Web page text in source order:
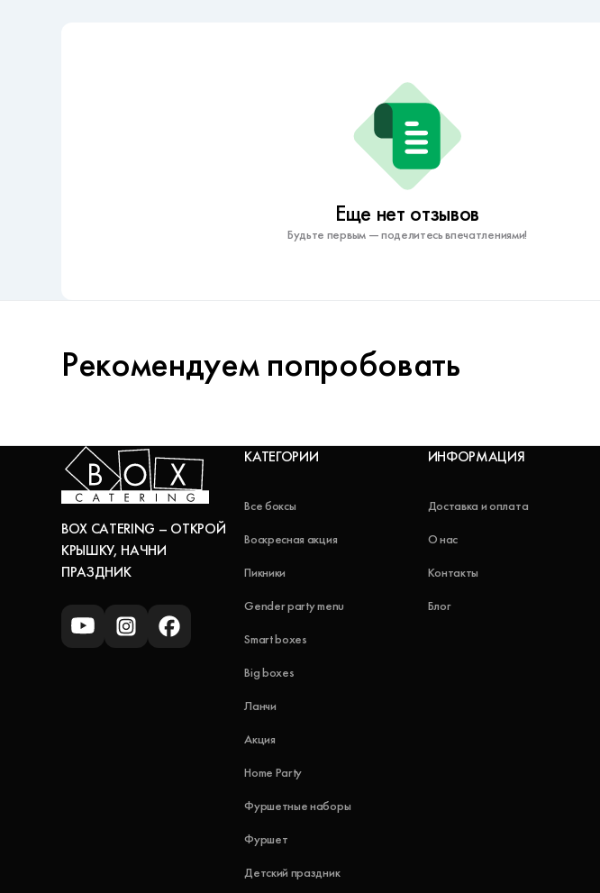
Еще нет отзывов
Будьте первым — поделитесь впечатлениями!
Рекомендуем попробовать
BOX CATERING – ОТКРОЙ
КРЫШКУ, НАЧНИ
ПРАЗДНИК
КАТЕГОРИИ
Все боксы
Воскресная акция
Пикники
Gender party menu
Smart boxes
Big boxes
Ланчи
Акция
Home Party
Фуршетные наборы
Фуршет
Детский праздник
ИНФОРМАЦИЯ
Доставка и оплата
О нас
Контакты
Блог